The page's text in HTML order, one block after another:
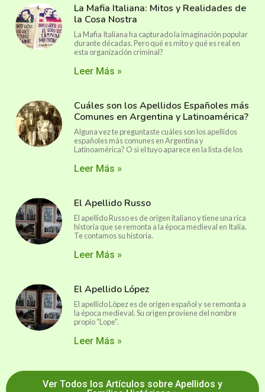
La Mafia Italiana: Mitos y Realidades de
la Cosa Nostra
La Mafia Italiana ha capturado la imaginación popular
durante décadas. Pero qué es mito y qué es real en
esta organización criminal?
Leer Más »
Cuáles son los Apellidos Españoles más
Comunes en Argentina y Latinoamérica?
Alguna vez te preguntaste cuáles son los apellidos
españoles más comunes en Argentina y
Latinoamérica? O si el tuyo aparece en la lista de los
Leer Más »
El Apellido Russo
El apellido Russo es de origen italiano y tiene una rica
historia que se remonta a la época medieval en Italia.
Te contamos su historia.
Leer Más »
El Apellido López
El apellido López es de origen español y se remonta a
la época medieval. Su origen proviene del nombre
propio “Lope”.
Leer Más »
Ver Todos los Artículos sobre Apellidos y